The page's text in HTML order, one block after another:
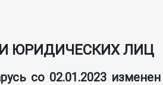
ЮРИДИЧЕСКИХ ЛИЦ
со 02.01.2023